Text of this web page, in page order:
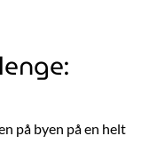
på byen på en helt